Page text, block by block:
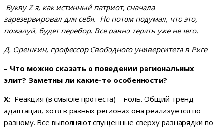
БуквуZя, как истинный патриот, сначала
зарезервировал для себя. Но потом подумал, что это,
пожалуй, будет перебор. Все равно терять уже нечего.
Д. Орешкин, профессор Свободного университета в Риге
– Что можно сказать о поведении региональных
элит? Заметны ли какие-то особенности?
X: Реакция (в смысле протеста) – ноль. Общий тренд –
адаптация, хотя в разных регионах она реализуется по-
разному. Все выполняют спущенные сверху разнарядки по